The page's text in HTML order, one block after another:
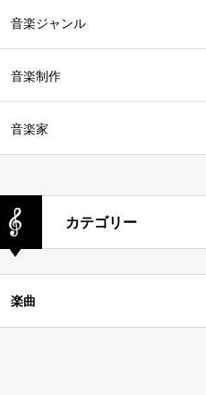
音楽ジャンル
音楽制作
音楽家
カテゴリー
楽曲